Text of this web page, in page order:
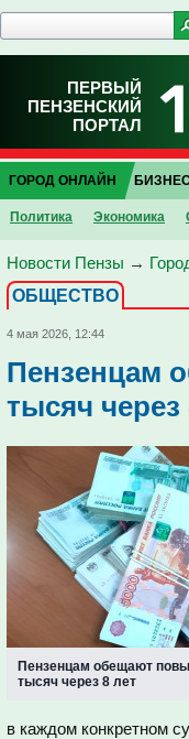
ПЕРВЫЙ
ПЕНЗЕНСКИЙ
ПОРТАЛ
ГОРОД ОНЛАЙН
Политика Экономика
Новости Пензы →
ОБЩЕСТВО
4 мая 2026, 12:44
Пензенцам
тысяч через
Пензенцам обещают
тысяч через 8 лет
в каждом конкретном